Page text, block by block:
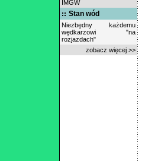
IMGW
Stan wód
Niezbędny każdemu
wędkarzowi "na
rozjazdach"
zobacz więcej >>